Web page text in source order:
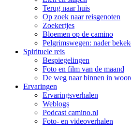
Terug naar huis
Op zoek naar reisgenoten
Zoekertjes
Bloemen op de camino
Pelgrimswegen: nader
Spirituele reis
Bespiegelingen
Foto en film van de maand
De weg naar binnen in
Ervaringen
Ervaringsverhalen
Weblogs
Podcast camino.nl
Foto- en videoverhalen